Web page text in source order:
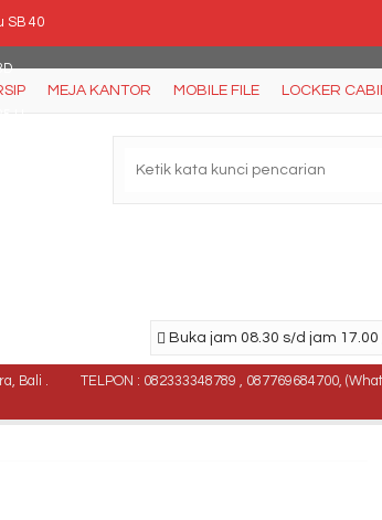
SB 40
MEJA KANTOR MOBILE FILE LOCKER
Buka jam 08.30 s/d jam 17.00
Bali . TELPON : 082333348789 , 087769684700,